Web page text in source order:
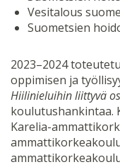
Vesitalous
Suometsien
2023–2024
oppimisen ja
Hiilinieluihin liittyvä
koulutushankintaa.
Karelia-